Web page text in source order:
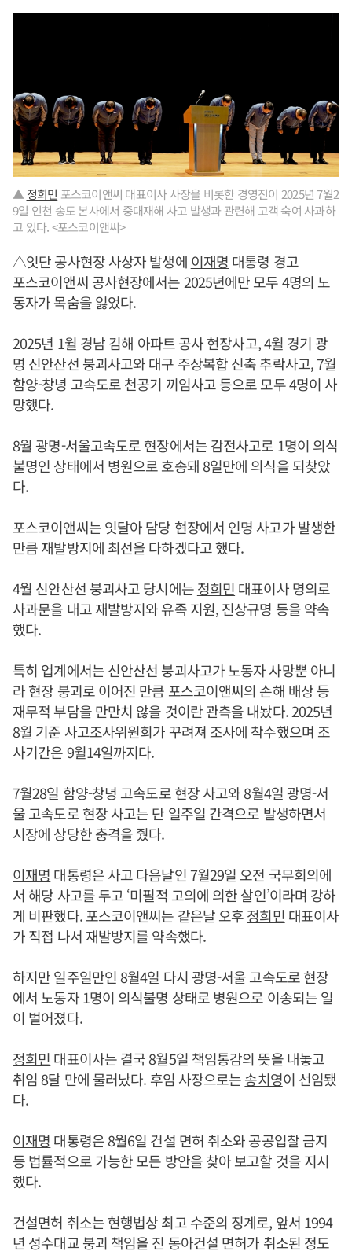
▲ 정희민 포스코이앤씨 대표이사 사장을 비롯한 경영진이 2025년 7월2
9일 인천 송도 본사에서 중대재해 사고 발생과 관련해 고객 숙여 사과하
고 있다. <포스코이앤씨>
△잇단 공사현장 사상자 발생에 이재명 대통령 경고
포스코이앤씨 공사현장에서는 2025년에만 모두 4명의 노
동자가 목숨을 잃었다.
2025년 1월 경남 김해 아파트 공사 현장사고, 4월 경기 광
명 신안산선 붕괴사고와 대구 주상복합 신축 추락사고, 7월
함양-창녕 고속도로 천공기 끼임사고 등으로 모두 4명이 사
망했다.
8월 광명-서울고속도로 현장에서는 감전사고로 1명이 의식
불명인 상태에서 병원으로 호송돼 8일만에 의식을 되찾았
다.
포스코이앤씨는 잇달아 담당 현장에서 인명 사고가 발생한
만큼 재발방지에 최선을 다하겠다고 했다.
4월 신안산선 붕괴사고 당시에는정희민 대표이사 명의로
사과문을 내고 재발방지와 유족 지원, 진상규명 등을 약속
했다.
특히 업계에서는 신안산선 붕괴사고가 노동자 사망뿐 아니
라 현장 붕괴로 이어진 만큼 포스코이앤씨의 손해 배상 등
재무적 부담을 만만치 않을 것이란 관측을 내놨다. 2025년
8월 기준 사고조사위원회가 꾸려져 조사에 착수했으며 조
사기간은 9월14일까지다.
7월28일 함양-창녕 고속도로 현장 사고와 8월4일 광명-서
울 고속도로 현장 사고는 단 일주일 간격으로 발생하면서
시장에 상당한 충격을 줬다.
이재명 대통령은 사고 다음날인 7월29일 오전 국무회의에
서 해당 사고를 두고 ‘미필적 고의에 의한 살인’이라며 강하
게 비판했다. 포스코이앤씨는 같은날 오후정희민 대표이사
가 직접 나서 재발방지를 약속했다.
하지만 일주일만인 8월4일 다시 광명-서울 고속도로 현장
에서 노동자 1명이 의식불명 상태로 병원으로 이송되는 일
이 벌어졌다.
정희민 대표이사는 결국 8월5일 책임통감의 뜻을 내놓고
취임 8달 만에 물러났다. 후임 사장으로는송치영이 선임됐
다.
이재명 대통령은 8월6일 건설 면허 취소와 공공입찰 금지
등 법률적으로 가능한 모든 방안을 찾아 보고할 것을 지시
했다.
건설면허 취소는 현행법상 최고 수준의 징계로, 앞서 1994
년 성수대교 붕괴 책임을 진 동아건설 면허가 취소된 정도